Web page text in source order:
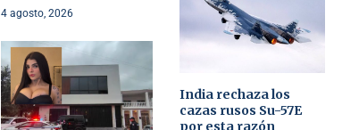
4 agosto, 2026
India rechaza los
cazas rusos Su-57E
por esta razón